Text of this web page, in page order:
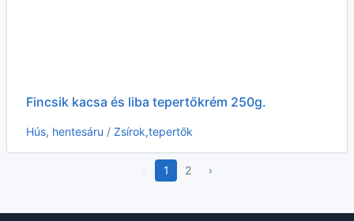
Fincsik kacsa és liba tepertőkrém 250g.
Hús, hentesáru / Zsírok,tepertők
‹ 1 2 ›